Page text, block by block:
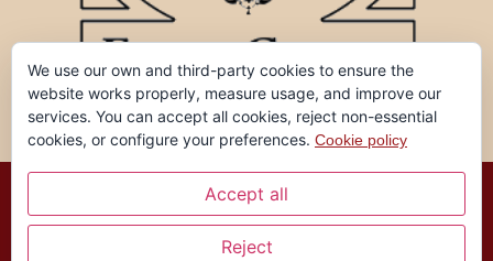
Ferran Garreta, tots els drets reservats ©
We use our own and third-party cookies to ensure the
website works properly, measure usage, and improve our
services. You can accept all cookies, reject non-essential
cookies, or configure your preferences. Cookie policy
Accept all
Reject